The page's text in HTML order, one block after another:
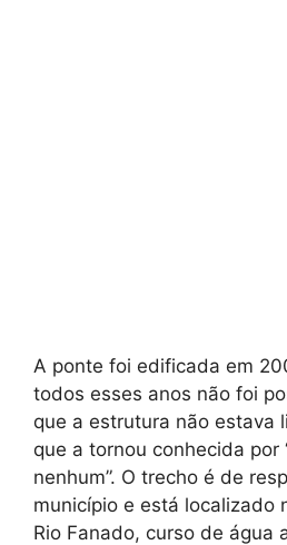
A ponte foi edificada em
todos esses anos não foi
que a estrutura não estava
que a tornou conhecida por
nenhum”. O trecho é de
município e está localizado
Rio Fanado, curso de água